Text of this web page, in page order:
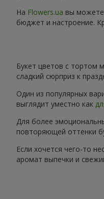
На Flowers.ua вы можете
бюджет и настроение.
Букет цветов с тортом
сладкий сюрприз к
Один из популярных
выглядит уместно как
Для более
повторяющей оттенки
Если хочется чего-то
аромат выпечки и